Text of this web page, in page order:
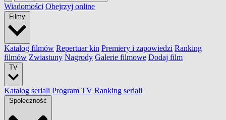
Wiadomości Obejrzyj online
Filmy
Katalog filmów Repertuar kin Premiery i zapowiedzi Ranking
filmów Zwiastuny Nagrody Galerie filmowe Dodaj film
TV
Katalog seriali Program TV Ranking seriali
Społeczność